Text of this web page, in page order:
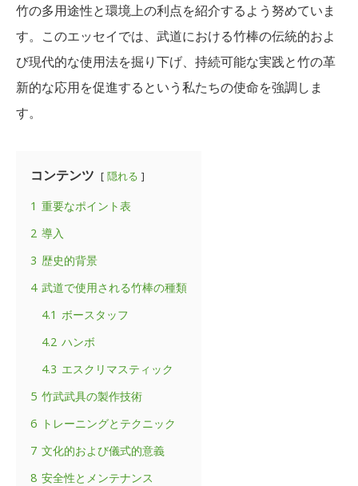
竹の多用途性と環境上の利点を紹介するよう努めていま
す。このエッセイでは、武道における竹棒の伝統的およ
び現代的な使用法を掘り下げ、持続可能な実践と竹の革
新的な応用を促進するという私たちの使命を強調しま
す。
コンテンツ 隠れる
1 重要なポイント表
2 導入
3 歴史的背景
4 武道で使用される竹棒の種類
4.1 ボースタッフ
4.2 ハンボ
4.3 エスクリマスティック
5 竹武武具の製作技術
6 トレーニングとテクニック
7 文化的および儀式的意義
8 安全性とメンテナンス